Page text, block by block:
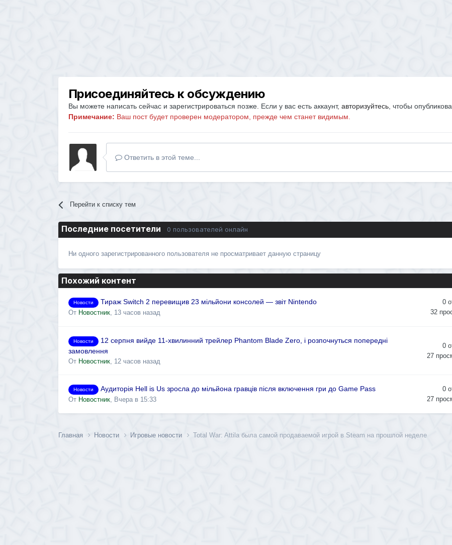
Присоединяйтесь к обсуждению
Вы можете написать сейчас и зарегистрироваться позже. Если у вас есть аккаунт, авторизуйтесь, чтобы
Примечание: Ваш пост будет проверен модератором, прежде чем станет видимым.
Ответить в этой теме...
Перейти к списку тем
Последние посетители 0 пользователей онлайн
Ни одного зарегистрированного пользователя не просматривает данную страницу
Похожий контент
Новости
Тираж Switch 2 перевищив 23 мільйони консолей — звіт Nintendo
От Новостник, 13 часов назад
0
32
Новости
12 серпня вийде 11-хвилинний трейлер Phantom Blade Zero, і розпочнуться попередні
замовлення
От Новостник, 12 часов назад
0
27
Новости
Аудиторія Hell is Us зросла до мільйона гравців після включення гри до Game Pass
От Новостник, Вчера в 15:33
0
27
Главная Новости Игровые новости Total War: Attila была самой продаваемой игрой в Steam на прошлой неделе